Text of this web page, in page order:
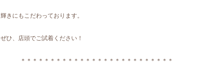
輝きにもこだわっております。
ぜひ、店頭でご試着ください！
＊＊＊＊＊＊＊＊＊＊＊＊＊＊＊＊＊＊＊＊＊＊＊＊＊＊